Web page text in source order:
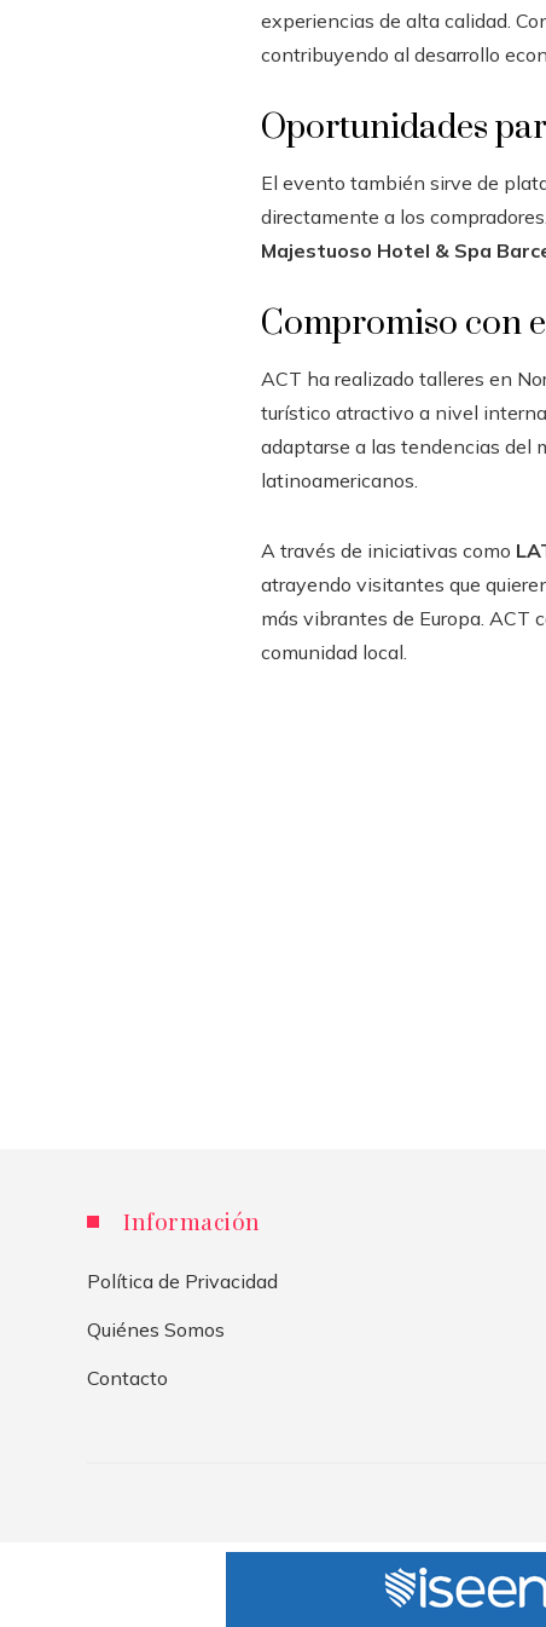
experiencias de alta calidad.
contribuyendo al desarrollo
Oportunidades
El evento también sirve de
directamente a los
Majestuoso Hotel & Spa
Compromiso con
ACT ha realizado talleres en
turístico atractivo a nivel
adaptarse a las tendencias del
latinoamericanos.
A través de iniciativas como
atrayendo visitantes que
más vibrantes de Europa. ACT
comunidad local.
Información
Política de Privacidad
Quiénes Somos
Contacto